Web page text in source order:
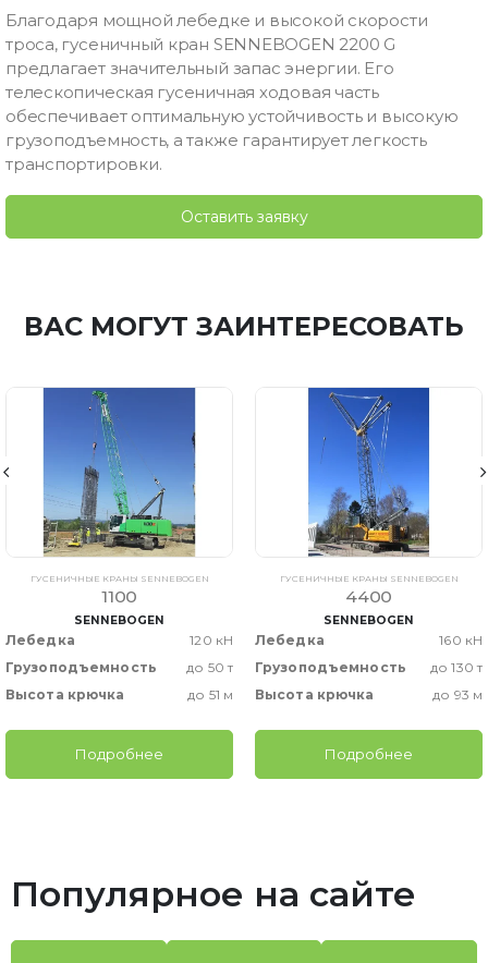
Благодаря мощной лебедке и высокой скорости
троса, гусеничный кран SENNEBOGEN 2200 G
предлагает значительный запас энергии. Его
телескопическая гусеничная ходовая часть
обеспечивает оптимальную устойчивость и высокую
грузоподъемность, а также гарантирует легкость
транспортировки.
Оставить заявку
ВАС МОГУТ ЗАИНТЕРЕСОВАТЬ
ГУСЕНИЧНЫЕ КРАНЫ SENNEBOGEN
1100
SENNEBOGEN
Лебедка
120 кН
Грузоподъемность
до 50 т
Высота крючка
до 51 м
Подробнее
ГУСЕНИЧНЫЕ КРАНЫ SENNEBOGEN
4400
SENNEBOGEN
Лебедка
160 кН
Грузоподъемность
до 130 т
Высота крючка
до 93 м
Подробнее
Популярное на сайте